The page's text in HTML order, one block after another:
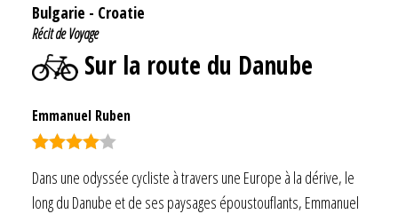
Bulgarie - Croatie
Récit de Voyage
Sur la route du Danube
Emmanuel Ruben
Dans une odyssée cycliste à travers une Europe à la dérive, le
long du Danube et de ses paysages époustouflants, Emmanuel